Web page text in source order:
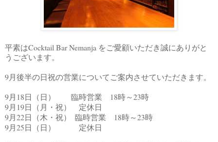
平素はCocktail Bar Nemanja をご愛顧いただき誠にありがと
うございます。
9月後半の日祝の営業についてご案内させていただきます。
9月 18 日（日） 臨時営業 18時～23時
9月 19日（月・祝） 定休日
9月 22日（木・祝） 臨時営業 18時～23時
9月 25 日（日） 定休日